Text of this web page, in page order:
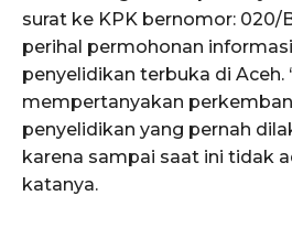
surat ke KPK bernomor: 020/
perihal permohonan
penyelidikan terbuka di Aceh.
mempertanyakan
penyelidikan yang pernah
karena sampai saat ini tidak
katanya.